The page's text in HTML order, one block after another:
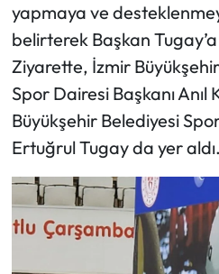
yapmaya ve
belirterek Başkan
Ziyarette, İzmir
Spor Dairesi Başkanı
Büyükşehir Belediyesi
Ertuğrul Tugay da yer aldı.